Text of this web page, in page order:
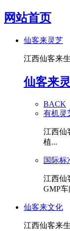
网站首页
仙客来灵芝
江西仙客来
仙客来
BACK
有机灵
江西仙
植...
国际标
江西仙
GMP车
仙客来文化
江西仙客来